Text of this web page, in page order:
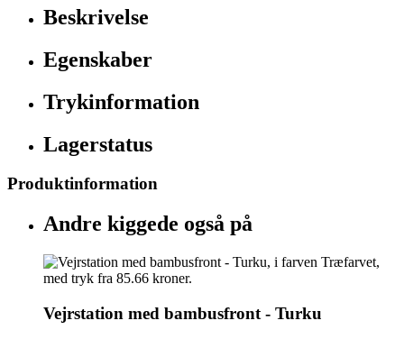
Beskrivelse
Egenskaber
Trykinformation
Lagerstatus
Produktinformation
Andre kiggede også på
Vejrstation med bambusfront - Turku